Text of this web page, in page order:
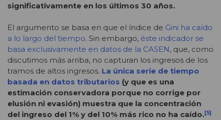
significativamente en los últimos 30 años.
El argumento se basa en que el índice de Gini ha caído
a lo largo del tiempo. Sin embargo, éste indicador se
basa exclusivamente en datos de la CASEN, que, como
discutimos más arriba, no capturan los ingresos de los
tramos de altos ingresos. La única serie de tiempo
basada en datos tributarios (y que es una
estimación conservadora porque no corrige por
elusión ni evasión) muestra que la concentración
del ingreso del 1% y del 10% más rico no ha caído.[5]